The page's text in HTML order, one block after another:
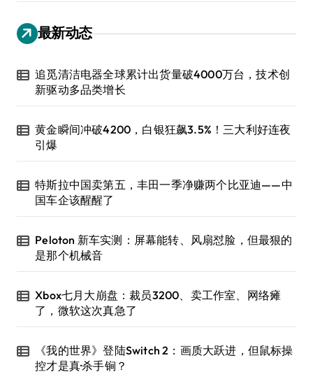
最新动态
追觅清洁电器全球累计出货量破4000万台，技术创
新驱动多品类增长
黄金瞬间冲破4200，白银狂飙3.5%！三大利好连夜
引爆
特斯拉中国卖第五，丰田一季净赚两个比亚迪——中
国车企该醒醒了
Peloton 新车实测：屏幕能转、风扇怼脸，但最狠的
是那个机械音
Xbox七月大崩盘：裁员3200、卖工作室、网络瘫
了，微软这次真急了
《我的世界》登陆Switch 2：画质大跃进，但鼠标操
控才是真·杀手锏？